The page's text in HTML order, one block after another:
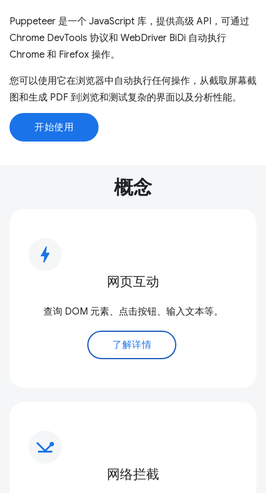
Puppeteer 是一个 JavaScript 库，提供高级 API，可通过
Chrome DevTools 协议和 WebDriver BiDi 自动执行
Chrome 和 Firefox 操作。
您可以使用它在浏览器中自动执行任何操作，从截取屏幕截
图和生成 PDF 到浏览和测试复杂的界面以及分析性能。
开始使用
概念
bolt
网页互动
查询 DOM 元素、点击按钮、输入文本等。
了解详情
network_ping
网络拦截